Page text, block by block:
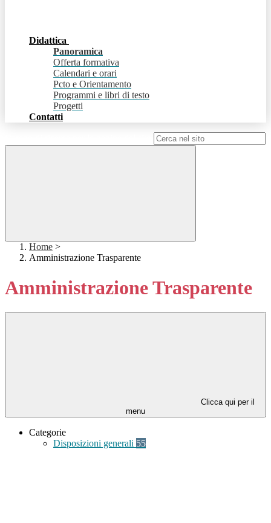
Didattica
Panoramica
Offerta formativa
Calendari e orari
Pcto e Orientamento
Programmi e libri di testo
Progetti
Contatti
Home >
Amministrazione Trasparente
Amministrazione Trasparente
Clicca qui per il
menu
Categorie
Disposizioni generali 55